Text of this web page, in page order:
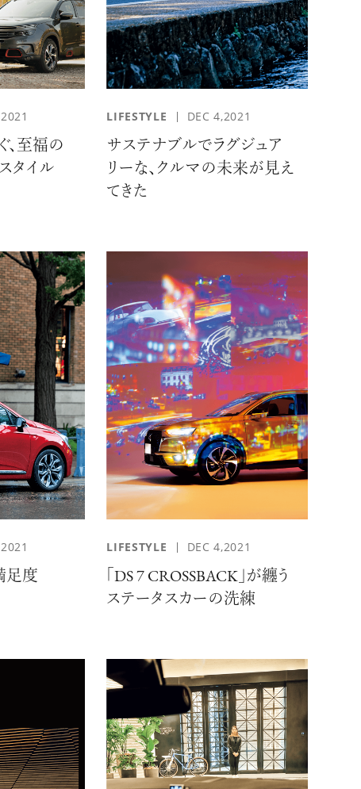
、至福の
タイル
LIFESTYLE DEC 4,2021
サステナブルでラグジュア
リーな、クルマの未来が見え
てきた
足度
LIFESTYLE DEC 4,2021
「DS 7 CROSSBACK」が纏う
ステータスカーの洗練